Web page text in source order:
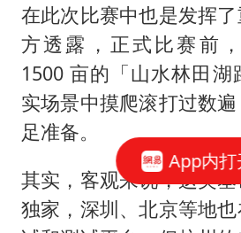
在此次比赛中也是发挥
方透露，正式比赛前
1500 亩的「山水林田湖
实场景中摸爬滚打过数
足准备。
其实，客观来说，这类
独家，深圳、北京等地
App内打